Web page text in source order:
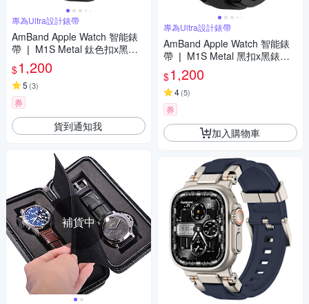
專為Ultra設計錶帶
AmBand Apple Watch 智能錶
帶 ❘ M1S Metal 鈦色扣x黑錶
帶 ❘ 49mm - Apple Watch Ultr
a 2 / 1
$1,200
5 (3)
券
貨到通知我
補貨中
專為Ultra設計錶帶
AmBand Apple Watch 智能錶
帶 ❘ M1S Metal 黑扣x黑錶帶
❘ 49mm - Apple Watch Ultra 2
/ 1
$1,200
4(5)
券
加入購物車